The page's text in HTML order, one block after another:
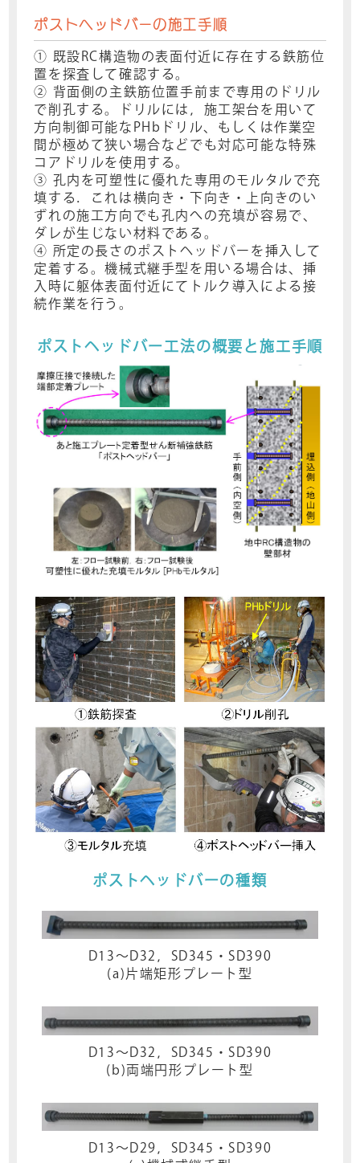
ポストヘッドバーの施工手順
① 既設RC構造物の表面付近に存在する鉄筋位
置を探査して確認する。
② 背面側の主鉄筋位置手前まで専用のドリル
で削孔する。ドリルには，施工架台を用いて
方向制御可能なPHbドリル、もしくは作業空
間が極めて狭い場合などでも対応可能な特殊
コアドリルを使用する。
③ 孔内を可塑性に優れた専用のモルタルで充
填する．これは横向き・下向き・上向きのい
ずれの施工方向でも孔内への充填が容易で、
ダレが生じない材料である。
④ 所定の長さのポストヘッドバーを挿入して
定着する。機械式継手型を用いる場合は、挿
入時に躯体表面付近にてトルク導入による接
続作業を行う。
ポストヘッドバー工法の概要と施工手順
ポストヘッドバーの種類
D13～D32，SD345・SD390
(a)片端矩形プレート型
D13～D32，SD345・SD390
(b)両端円形プレート型
D13～D29，SD345・SD390